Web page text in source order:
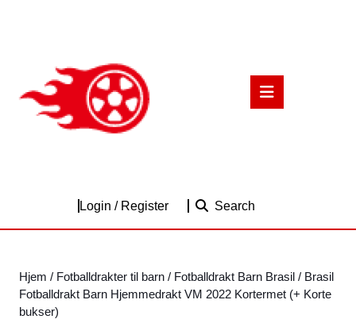
Login / RegisterLogin
Search
Hjem / Fotballdrakter til barn / Fotballdrakt Barn Brasil / Brasil
Fotballdrakt Barn Hjemmedrakt VM 2022 Kortermet (+ Korte
bukser)